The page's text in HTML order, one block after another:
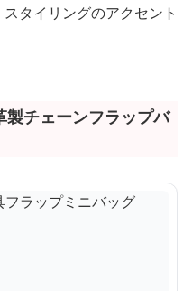
タイリングのアクセント
製チェーンフラップバ